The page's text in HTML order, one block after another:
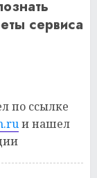
сервиса
по ссылке
и нашел